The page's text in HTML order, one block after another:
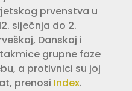
prvenstva u
siječnja do 2.
Danskoj i
grupne faze
a protivnici su joj
prenosi Index.